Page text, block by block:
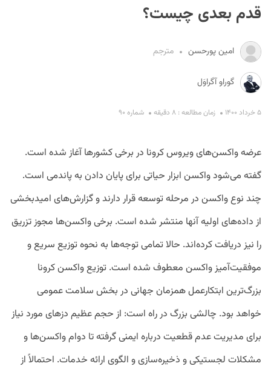
قدم بعدی چیست؟
امین پورحسن مترجم
گوراو آگراوَل
۵ خرداد ۱۴۰۰ زمان مطالعه : ۸ دقیقه شماره ۹۰
عرضه واکسن‌های ویروس کرونا در برخی کشورها آغاز شده است.
گفته می‌شود واکسن ابزار حیاتی برای پایان دادن به پاندمی است.
چند نوع واکسن در مرحله توسعه قرار دارند و گزارش‌های امیدبخشی
از داده‌های اولیه آنها منتشر شده است. برخی واکسن‌ها مجوز تزریق
را نیز دریافت کرده‌اند. حالا تمامی توجه‌ها به نحوه توزیع سریع و
موفقیت‌آمیز واکسن معطوف شده‌ است. توزیع واکسن کرونا
بزرگ‌ترین ابتکارعمل همزمان جهانی در بخش سلامت عمومی
خواهد بود. چالشی بزرگ در راه است: از حجم عظیم دزهای مورد نیاز
برای مدیریت عدم قطعیت درباره ایمنی گرفته تا دوام واکسن‌ها و
مشکلات لجستیکی و ذخیره‌سازی و الگوی ارائه خدمات. احتمالاً از